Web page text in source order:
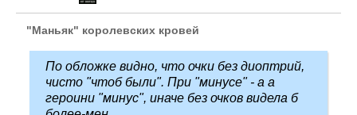
"Маньяк" королевских кровей
По обложке видно, что очки без диоптрий,
чисто "чтоб были". При "минусе" - а а
героини "минус", иначе без очков видела б